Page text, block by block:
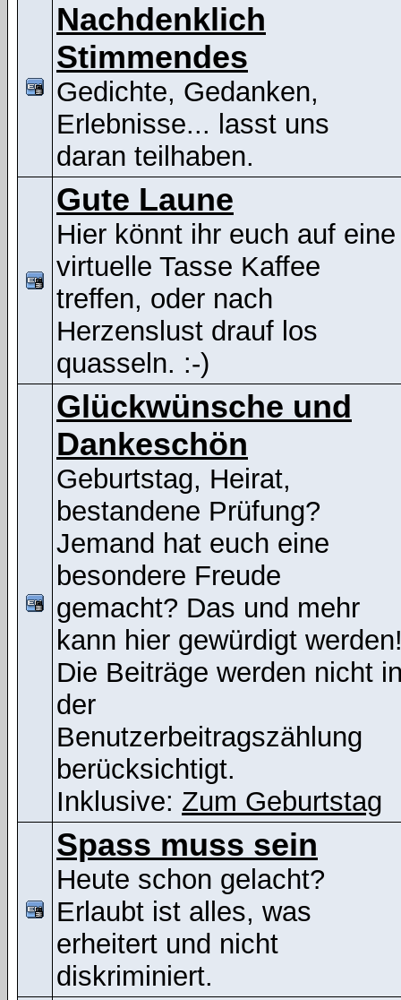
Nachdenklich
Stimmendes
Gedichte, Gedanken,
Erlebnisse... lasst uns
daran teilhaben.
Gute Laune
Hier könnt ihr euch auf eine
virtuelle Tasse Kaffee
treffen, oder nach
Herzenslust drauf los
quasseln. :-)
Glückwünsche und
Dankeschön
Geburtstag, Heirat,
bestandene Prüfung?
Jemand hat euch eine
besondere Freude
gemacht? Das und mehr
kann hier gewürdigt
Die Beiträge werden nicht
der
Benutzerbeitragszählung
berücksichtigt.
Inklusive: Zum Geburtstag
Spass muss sein
Heute schon gelacht?
Erlaubt ist alles, was
erheitert und nicht
diskriminiert.